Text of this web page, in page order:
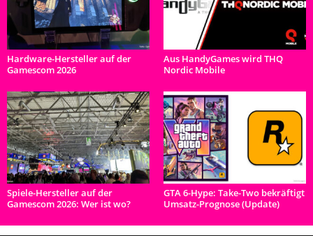
Hardware-Hersteller auf der
Gamescom 2026
Aus HandyGames wird THQ
Nordic Mobile
Spiele-Hersteller auf der
Gamescom 2026: Wer ist wo?
GTA 6-Hype: Take-Two bekräftigt
Umsatz-Prognose (Update)